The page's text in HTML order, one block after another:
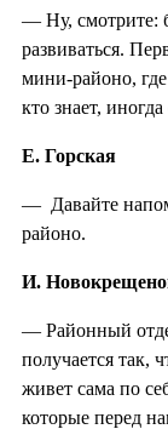
— Ну, смотрите:
развиваться.
мини-районо,
кто знает,
Е. Горская
— Давайте
районо.
И.
— Районный
получается так,
живет сама по
которые перед